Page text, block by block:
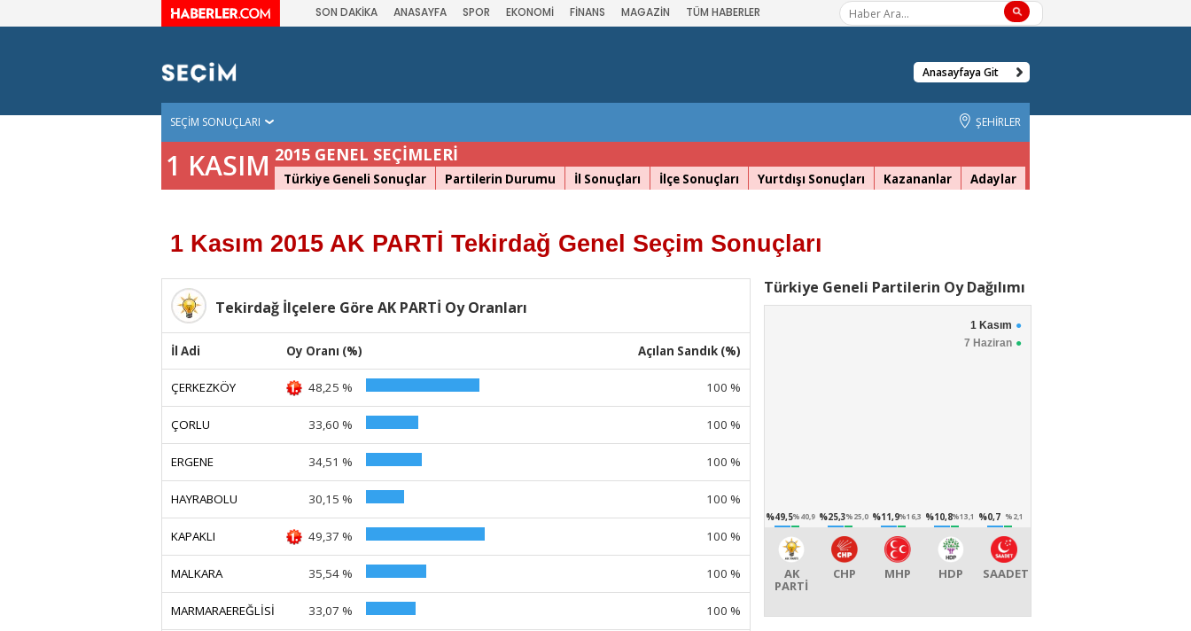
SON DAKİKA ANASAYFA SPOR EKONOMİ FİNANS MAGAZİN TÜM HABERLER
Anasayfaya Git
SEÇİM SONUÇLARI ŞEHİRLER
1 KASIM 2015 GENEL SEÇİMLERİ
Türkiye Geneli Sonuçlar Partilerin Durumu İl Sonuçları İlçe Sonuçları Yurtdışı Sonuçları Kazananlar Adaylar
1 Kasım 2015 AK PARTİ Tekirdağ Genel Seçim Sonuçları
Tekirdağ İlçelere Göre AK PARTİ Oy Oranları
İl Adi Oy Oranı (%) Açılan Sandık (%)
ÇERKEZKÖY 48,25 % 100 %
ÇORLU 33,60 % 100 %
ERGENE 34,51 % 100 %
HAYRABOLU 30,15 % 100 %
KAPAKLI 49,37 % 100 %
MALKARA 35,54 % 100 %
MARMARAEREĞLİSİ 33,07 % 100 %
Türkiye Geneli Partilerin Oy Dağılımı
1 Kasım
7 Haziran
%49,5%40,9
AK
PARTİ
%25,3%25,0
CHP
%11,9%16,3
MHP
%10,8%13,1
HDP
%0,7 %2,1
SAADET